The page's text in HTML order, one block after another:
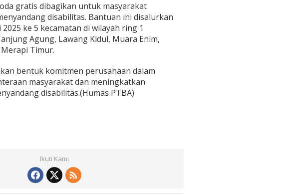
gratis dibagikan untuk masyarakat
disabilitas. Bantuan ini disalurkan
ke 5 kecamatan di wilayah ring 1
Agung, Lawang Kidul, Muara Enim,
Timur.
bentuk komitmen perusahaan dalam
masyarakat dan meningkatkan
disabilitas.(Humas PTBA)
Ikuti Kami